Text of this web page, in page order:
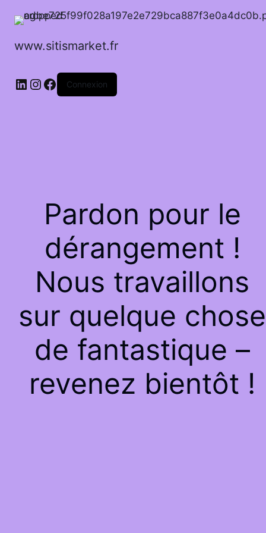
www.sitismarket.fr
LinkedIn
Instagram
Facebook
Connexion
Pardon pour le
dérangement !
Nous travaillons
sur quelque chose
de fantastique –
revenez bientôt !